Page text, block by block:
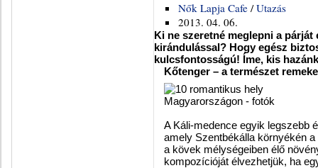
Nők Lapja Cafe /Utazás
2013. 04. 06.
Ki ne szeretné meglepni a
kirándulással? Hogy egész
kulcsfontosságú! Íme, kis
Kőtenger – a természet remeke
A Káli-medence egyik legszebb
amely Szentbékálla környékén
a kövek mélységeiben élő
kompozícióját élvezhetjük, ha